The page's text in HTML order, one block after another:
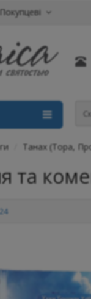
Покупцеві
Танах (Тора,
та